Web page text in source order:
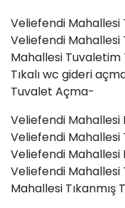
Veliefendi Mahallesi
Veliefendi Mahallesi
Mahallesi Tuvaletim
Tıkalı wc gideri
Tuvalet Açma-
Veliefendi
Veliefendi Mahallesi
Veliefendi
Veliefendi Mahallesi
Mahallesi Tıkanmış